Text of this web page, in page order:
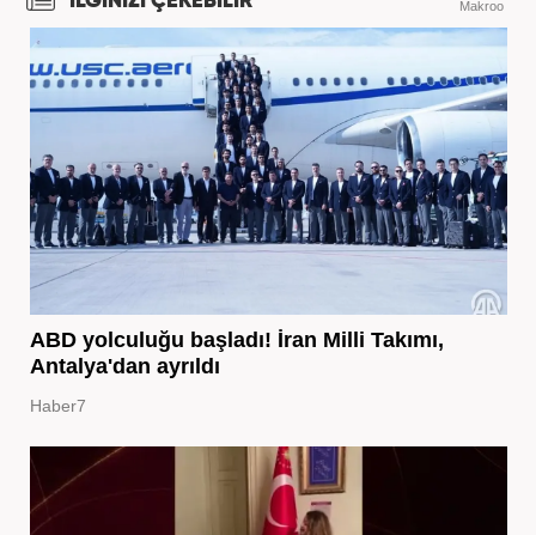
Makroo
ABD yolculuğu başladı! İran Milli Takımı,
Antalya'dan ayrıldı
Haber7